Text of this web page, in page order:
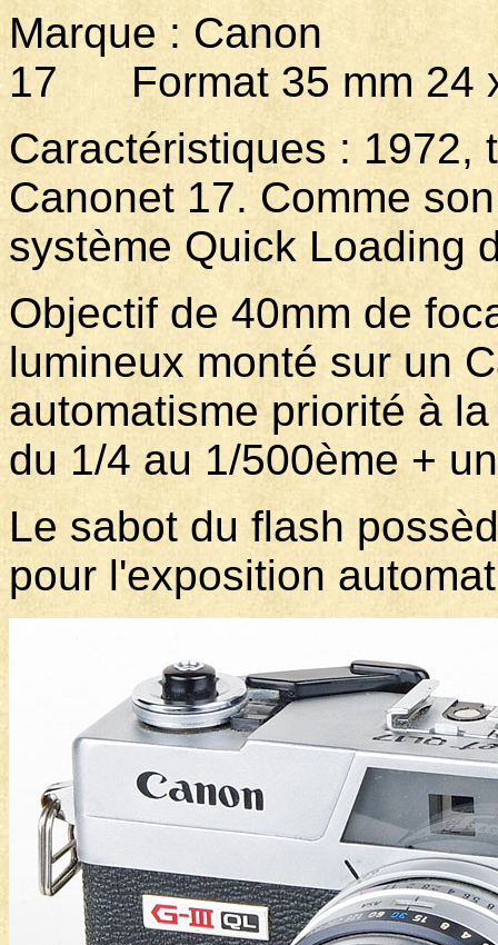
Marque : Canon
17 Format 35 mm 24
Caractéristiques : 1972,
Canonet 17. Comme
système Quick Loading
Objectif de 40mm de
lumineux monté sur un
automatisme priorité à
du 1/4 au 1/500ème +
Le sabot du flash
pour l'exposition